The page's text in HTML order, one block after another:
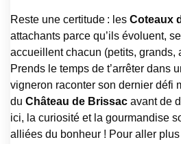
Reste une certitude : les Coteaux
attachants parce qu’ils évoluent,
accueillent chacun (petits, grands,
Prends le temps de t’arrêter dans
vigneron raconter son dernier défi
du Château de Brissac avant de
ici, la curiosité et la gourmandise
alliées du bonheur ! Pour aller